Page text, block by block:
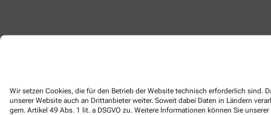
Wir setzen Cookies, die für den Betrieb der Website technisch erforderlich sind.
unserer Website auch an Drittanbieter weiter. Soweit dabei Daten in Ländern
gem. Artikel 49 Abs. 1 lit. a DSGVO zu. Weitere Informationen können Sie unserer